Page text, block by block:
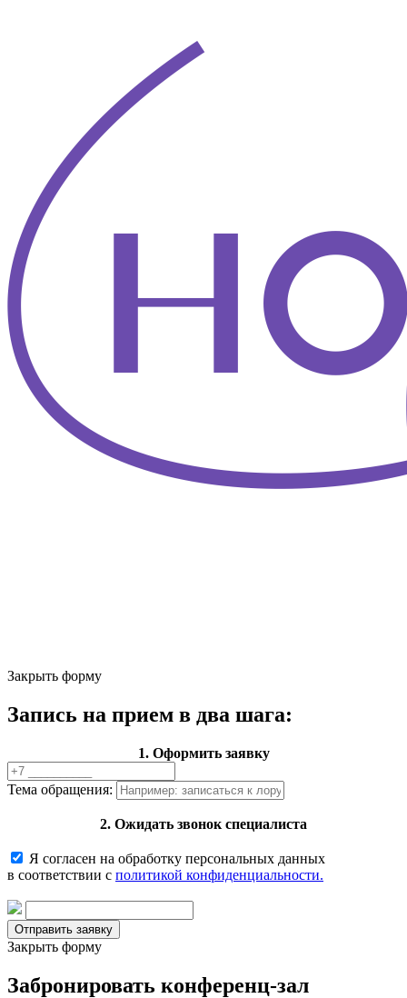
Закрыть форму
Запись на прием в два шага:
1. Оформить заявку
Тема обращения:
2. Ожидать звонок специалиста
Я согласен на обработку персональных данных
в соответствии с политикой конфиденциальности.
Закрыть форму
Забронировать конференц-зал